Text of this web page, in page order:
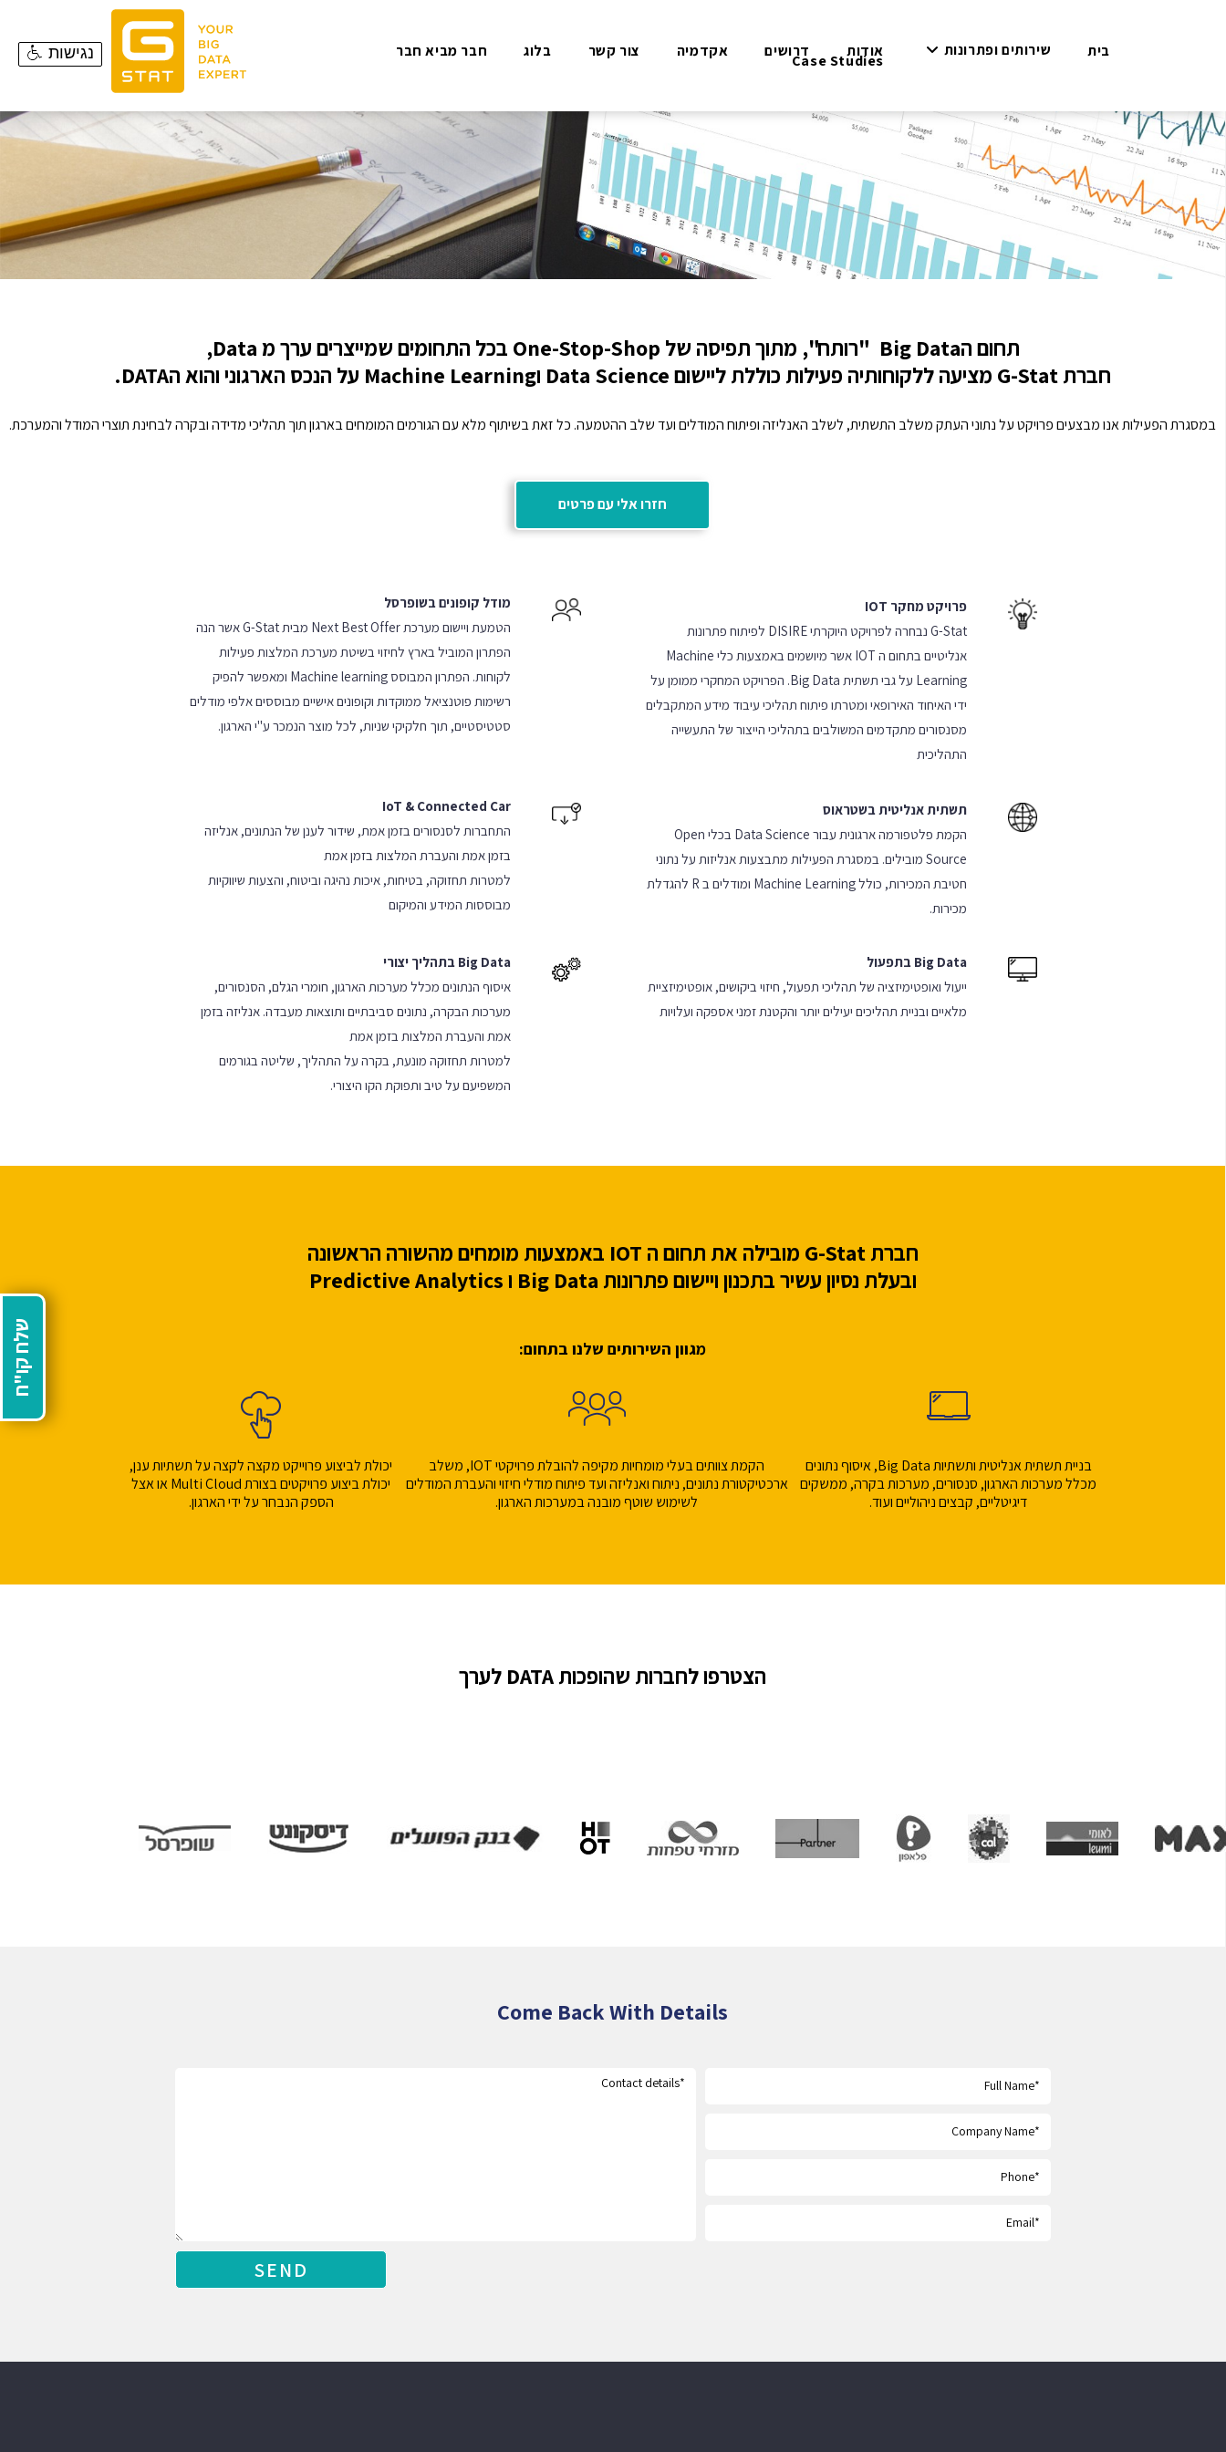
בית שירותים ופתרונות אודות דרושים אקדמיה צור קשר בלוג חבר מביא חבר
Case Studies
תחום הBig Data "רותח", מתוך תפיסה של One-Stop-Shop בכל התחומים שמייצרים ערך מ Data,
חברת G-Stat מציעה ללקוחותיה פעילות כוללת ליישום Data Science וMachine Learning על הנכס הארגוני והוא הDATA.
במסגרת הפעילות אנו מבצעים פרויקט על נתוני העתק משלב התשתית, לשלב האנליזה ופיתוח המודלים ועד שלב ההטמעה. כל זאת בשיתוף מלא עם הגורמים המומחים בארגון תוך תהליכי מדידה ובקרה לבחינת תוצרי המודל והמערכת.
חזרו אלי עם פרטים
פרויקט מחקר IOT
G-Stat נבחרה לפרויקט היוקרתי DISIRE לפיתוח פתרונות
אנליטיים בתחום ה IOT אשר מיושמים באמצעות כלי Machine
Learning על גבי תשתית Big Data. הפרויקט המחקרי ממומן על
ידי האיחוד האירופאי ומטרתו פיתוח תהליכי עיבוד מידע המתקבלים
מסנסורים מתקדמים המשולבים בתהליכי הייצור של התעשייה
התהליכית
מודל קופונים בשופרסל
הטמעת ויישום מערכת Next Best Offer מבית G-Stat אשר הנה
הפתרון המוביל בארץ לחיזוי בשיטת מערכת המלצות פעילות
לקוחות. הפתרון המבוסס Machine learning ומאפשר להפיק
רשימות פוטנציאל ממוקדות וקופונים אישיים מבוססים אלפי מודלים
סטטיסטיים, תוך חלקיקי שניות, לכל מוצר הנמכר ע"י הארגון.
תשתית אנליטית בשטראוס
הקמת פלטפורמה ארגונית עבור Data Science בכלי Open
Source מובילים. במסגרת הפעילות מתבצעות אנליזות על נתוני
חטיבת המכירות, כולל Machine Learning ומודלים ב R להגדלת
מכירות.
IoT & Connected Car
התחברות לסנסורים בזמן אמת, שידור לענן של הנתונים, אנליזה
בזמן אמת והעברת המלצות בזמן אמת
למטרות תחזוקה, בטיחות, איכות נהיגה וביטוח, והצעות שיווקיות
מבוססות המידע והמיקום
Big Data בתפעול
ייעול ואופטימיזציה של תהליכי תפעול, חיזוי ביקושים, אופטימיזציית
מלאיים ובניית תהליכים יעילים יותר והקטנת זמני אספקה ועלויות
Big Data בתהליך יצורי
איסוף הנתונים מכלל מערכות הארגון, חומרי הגלם, הסנסורים,
מערכות הבקרה, נתונים סביבתיים ותוצאות מעבדה. אנליזה בזמן
אמת והעברת המלצות בזמן אמת
למטרות תחזוקה מונעת, בקרה על התהליך, שליטה בגורמים
המשפיעם על טיב ותפוקת הקו היצורי.
חברת G-Stat מובילה את תחום ה IOT באמצעות מומחים מהשורה הראשונה
ובעלת נסיון עשיר בתכנון ויישום פתרונות Big Data ו Predictive Analytics
מגוון השירותים שלנו בתחום:
בניית תשתית אנליטית ותשתיות Big Data, איסוף נתונים
מכלל מערכות הארגון, סנסורים, מערכות בקרה, ממשקים
דיגיטליים, קבצים ניהוליים ועוד.
הקמת צוותים בעלי מומחיות מקיפה להובלת פרויקטי IOT, משלב
ארכטיקטורת נתונים, ניתוח ואנליזה ועד פיתוח מודלי חיזוי והעברת המודלים
לשימוש שוטף מובנה במערכות הארגון.
יכולת לביצוע פרוייקט מקצה לקצה על תשתיות ענן,
יכולת ביצוע פרויקטים בצורת Multi Cloud או אצל
הספק הנבחר על ידי הארגון.
הצטרפו לחברות שהופכות DATA לערך
Come Back With Details
שלח קו"ח
נגישות